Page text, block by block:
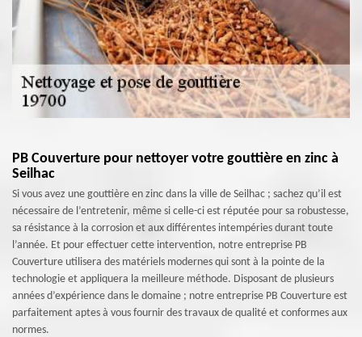
PB Couverture pour nettoyer votre gouttière en zinc à
Seilhac
Si vous avez une gouttière en zinc dans la ville de Seilhac ; sachez qu’il est
nécessaire de l’entretenir, même si celle-ci est réputée pour sa robustesse,
sa résistance à la corrosion et aux différentes intempéries durant toute
l’année. Et pour effectuer cette intervention, notre entreprise PB
Couverture utilisera des matériels modernes qui sont à la pointe de la
technologie et appliquera la meilleure méthode. Disposant de plusieurs
années d’expérience dans le domaine ; notre entreprise PB Couverture est
parfaitement aptes à vous fournir des travaux de qualité et conformes aux
normes.